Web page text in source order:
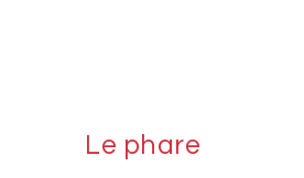
Le phare